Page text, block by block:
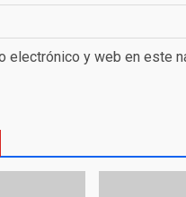
electrónico y web en este